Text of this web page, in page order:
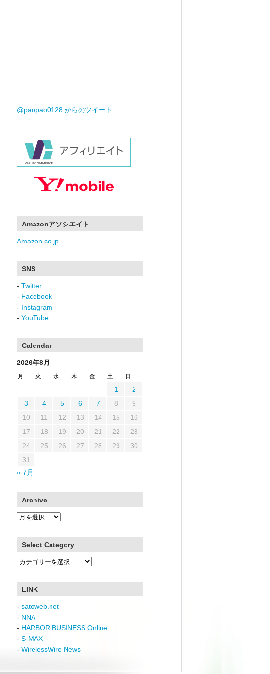
@paopao0128 からのツイート
Amazonアソシエイト
Amazon.co.jp
SNS
- Twitter
- Facebook
- Instagram
- YouTube
Calendar
2026年8月
月 火 水 木 金 土 日
1
2
3
4 5 6 7 8
9
10
11 12 13 14 15
16
17
18 19 20 21 22
23
24
25 26 27 28 29
30
31
« 7月
Archive
Archive
Select Category
Select
LINK
- satoweb.net
- NNA
- HARBOR BUSINESS Online
- S-MAX
- WirelessWire News